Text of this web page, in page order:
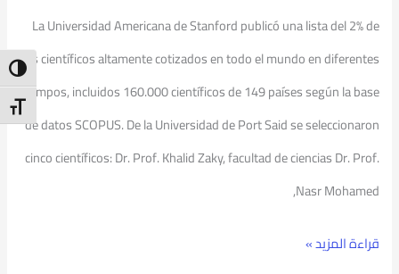
La Universidad Americana de Stanford publicó una lista del 2% de
los científicos altamente cotizados en todo el mundo en diferentes
campos, incluidos 160.000 científicos de 149 países según la base
de datos SCOPUS. De la Universidad de Port Said se seleccionaron
cinco científicos: Dr. Prof. Khalid Zaky, facultad de ciencias Dr. Prof.
Nasr Mohamed,
قراءة المزيد »